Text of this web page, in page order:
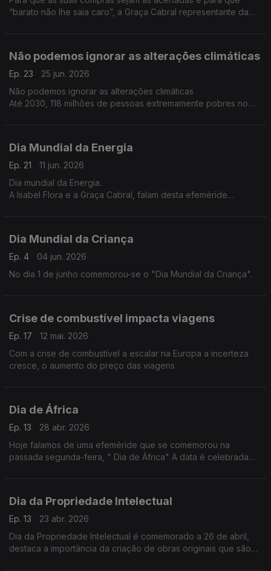
“barato não lhe saia caro”, a Graça Cabral representante da
Não podemos ignorar as alterações climáticas
Ep. 23
25 jun. 2026
Não podemos ignorar as alterações climáticas
Até 2030, 118 milhões de pessoas extremamente pobres no
Dia Mundial da Energia
Ep. 21
11 jun. 2026
Dia mundial da Energia.
A Isabel Flora e a Graça Cabral, falam desta efeméride
Dia Mundial da Criança
Ep. 4
04 jun. 2026
No dia 1 de junho comemorou-se o "Dia Mundial da Criança".
Crise de combustível impacta viagens
Ep. 17
12 mai. 2026
Com a crise de combustível a escalar na Europa a incerteza
cresce, o aumento do preço das viagens
Dia de África
Ep. 13
28 abr. 2026
Hoje falamos de uma efeméride que se comemorou na
passada segunda-feira, " Dia de África" A data é celebrada
Dia da Propriedade Intelectual
Ep. 13
23 abr. 2026
Dia da Propriedade Intelectual é comemorado a 26 de abril,
destaca a importância da criação de obras originais que são